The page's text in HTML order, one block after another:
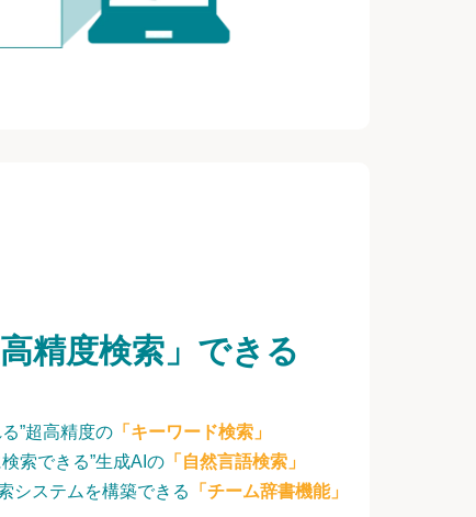
精度検索」できる
”超高精度の 「キーワード検索」
索できる”生成AIの 「自然言語検索」
システムを構築できる
「チーム辞書機能」